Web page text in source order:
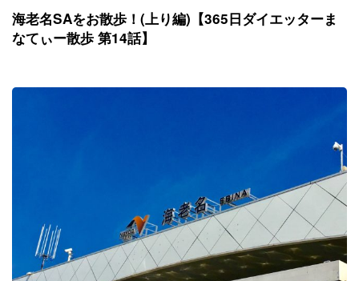
海老名SAをお散歩！(上り編)【365日ダイエッターま
なてぃー散歩 第14話】